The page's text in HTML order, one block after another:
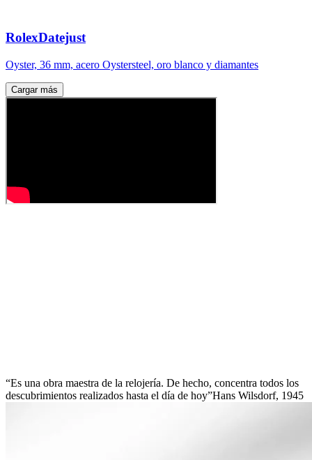
RolexDatejust
Oyster, 36 mm, acero Oystersteel, oro blanco y diamantes
Cargar más
Es una obra maestra de la relojería. De hecho, concentra todos los
descubrimientos realizados hasta el día de hoy Hans Wilsdorf, 1945